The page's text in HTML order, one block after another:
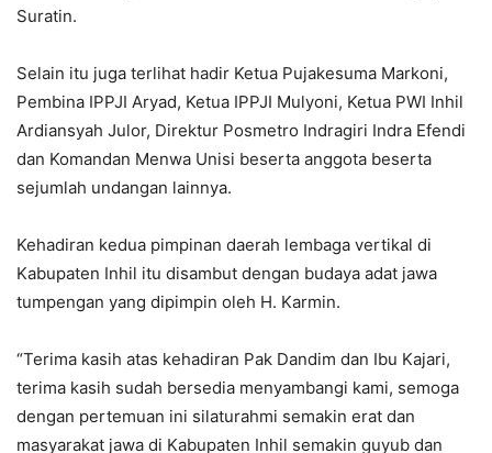
Suratin.
Selain itu juga terlihat hadir Ketua Pujakesuma Markoni,
Pembina IPPJI Aryad, Ketua IPPJI Mulyoni, Ketua PWI Inhil
Ardiansyah Julor, Direktur Posmetro Indragiri Indra Efendi
dan Komandan Menwa Unisi beserta anggota beserta
sejumlah undangan lainnya.
Kehadiran kedua pimpinan daerah lembaga vertikal di
Kabupaten Inhil itu disambut dengan budaya adat jawa
tumpengan yang dipimpin oleh H. Karmin.
“Terima kasih atas kehadiran Pak Dandim dan Ibu Kajari,
terima kasih sudah bersedia menyambangi kami, semoga
dengan pertemuan ini silaturahmi semakin erat dan
masyarakat jawa di Kabupaten Inhil semakin guyub dan